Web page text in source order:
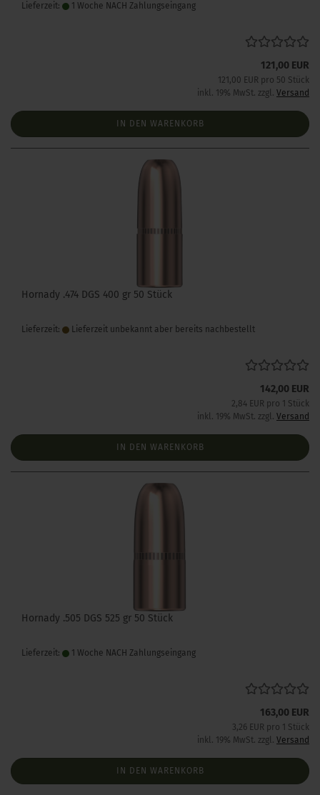
Lieferzeit: 1 Woche NACH Zahlungseingang
121,00 EUR
121,00 EUR pro 50 Stück
inkl. 19% MwSt. zzgl. Versand
IN DEN WARENKORB
Hornady .474 DGS 400 gr 50 Stück
Lieferzeit: Lieferzeit unbekannt aber bereits nachbestellt
142,00 EUR
2,84 EUR pro 1 Stück
inkl. 19% MwSt. zzgl. Versand
IN DEN WARENKORB
Hornady .505 DGS 525 gr 50 Stück
Lieferzeit: 1 Woche NACH Zahlungseingang
163,00 EUR
3,26 EUR pro 1 Stück
inkl. 19% MwSt. zzgl. Versand
IN DEN WARENKORB